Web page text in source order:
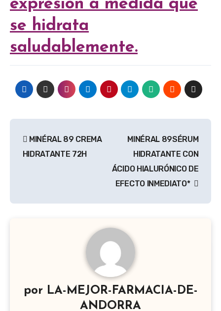
expresión a medida que
se hidrata
saludablemente.
de
MINÉRAL 89 CREMA
HIDRATANTE 72H
MINÉRAL 89SÉRUM
HIDRATANTE CON
ÁCIDO HIALURÓNICO DE
EFECTO INMEDIATO*
por LA-MEJOR-FARMACIA-DE-
ANDORRA